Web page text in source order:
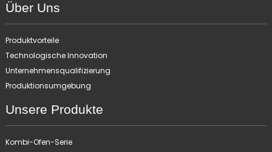
Über Uns
Produktvorteile
Technologische Innovation
Unternehmensqualifizierung
Produktionsumgebung
Unsere Produkte
Kombi-Ofen-Serie